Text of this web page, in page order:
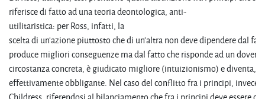
riferisce di fatto ad una teoria deontologica, anti-
utilitaristica: per Ross, infatti, la
scelta di un'azione piuttosto che di un'altra non deve dipendere dal
produce migliori conseguenze ma dal fatto che risponde ad un dovere
circostanza concreta, è giudicato migliore (intuizionismo) e diventa,
effettivamente obbligante. Nel caso del conflitto fra i principi, invece,